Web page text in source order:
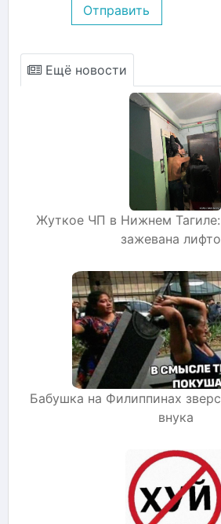
Отправить
Ещё новости
Жуткое ЧП в Нижнем
зажевана
Бабушка на Филиппинах
внука